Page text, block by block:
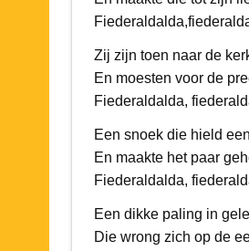
Zij zijn toen naar de
En moesten voor de
Fiederaldalda,
Een snoek die hield
En maakte het paar
Fiederaldalda,
Een dikke paling in
Die wrong zich op de